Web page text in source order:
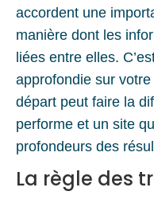
accordent une
manière dont les
liées entre elles.
approfondie sur
départ peut faire la
performe et un site
profondeurs des
La règle des